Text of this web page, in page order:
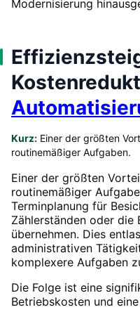
Modernisierung
Kurz: Einer der größten
routinemäßiger Aufgaben.
Einer der größten
routinemäßiger
Terminplanung für
Zählerständen oder die
übernehmen. Dies
administrativen
komplexere Aufgaben
Die Folge ist eine
Betriebskosten und